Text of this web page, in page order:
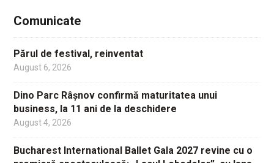
Comunicate
Părul de festival, reinventat
August 6, 2026
Dino Parc Râșnov confirmă maturitatea unui
business, la 11 ani de la deschidere
August 4, 2026
Bucharest International Ballet Gala 2027 revine cu o